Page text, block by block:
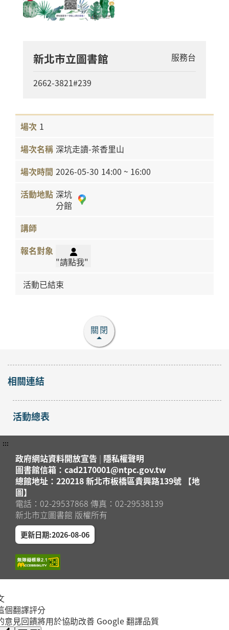
新北市立圖書館 服務台
2662-3821#239
1
深坑走讀-茶香里山
2026-05-30 14:00 ~ 16:00
深坑
分館
"請點我"
活動已結束
關閉
相關連結
活動總表
:::
政府網站資料開放宣告 | 隱私權聲明
圖書館信箱：cad2170001@ntpc.gov.tw
總館地址：220218 新北市板橋區貴興路139號 【地
圖】
電話：02-29537868 傳真：02-29538139
新北市立圖書館 版權所有
更新日期:2026-08-06
個翻譯評分
意見回饋將用於協助改善 Google 翻譯品質